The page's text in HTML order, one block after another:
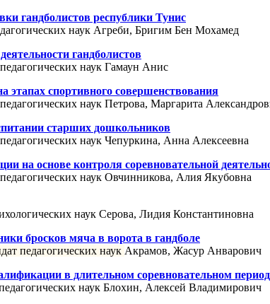
гандболистов республики Тунис
наук Агреби, Бригим Бен Мохамед
гандболистов
наук Гамаун Анис
этапах спортивного совершенствования
наук Петрова, Маргарита
старших дошкольников
наук Чепуркина, Анна Алексеевна
на основе контроля соревновательной
наук Овчинникова, Алия Якубовна
наук Серова, Лидия Константиновна
бросков мяча в ворота в гандболе
педагогических наук Акрамов, Жасур Анварович
в длительном соревновательном
наук Блохин, Алексей Владимирович